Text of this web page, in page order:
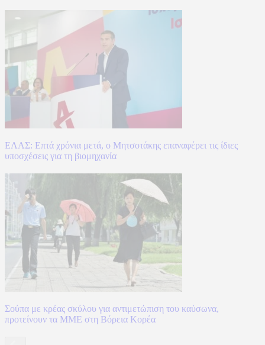
ΕΛΑΣ: Επτά χρόνια μετά, ο Μητσοτάκης επαναφέρει τις ίδιες
υποσχέσεις για τη βιομηχανία
Σούπα με κρέας σκύλου για αντιμετώπιση του καύσωνα,
προτείνουν τα ΜΜΕ στη Βόρεια Κορέα